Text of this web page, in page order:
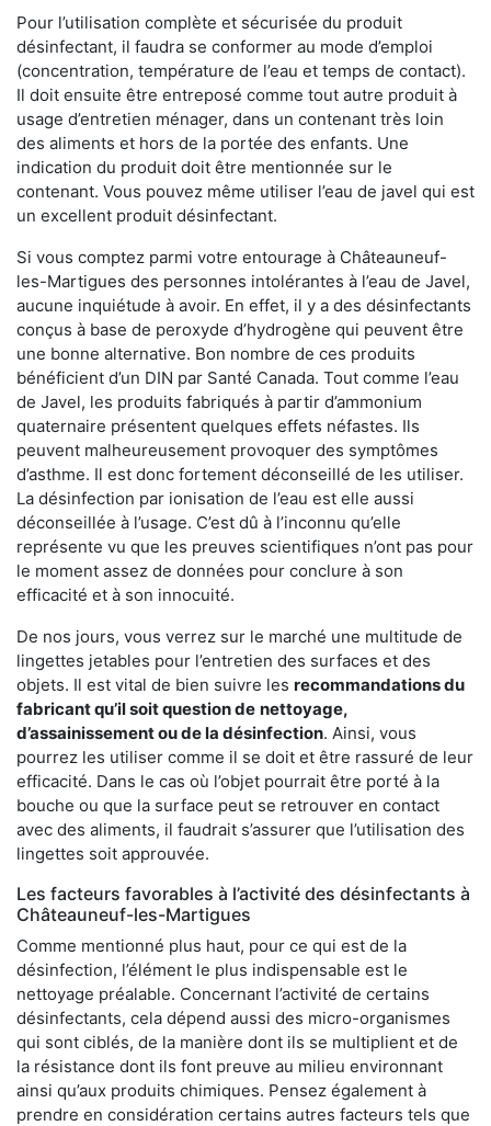
Pour l’utilisation complète et sécurisée du produit
désinfectant, il faudra se conformer au mode d’emploi
(concentration, température de l’eau et temps de contact).
Il doit ensuite être entreposé comme tout autre produit à
usage d’entretien ménager, dans un contenant très loin
des aliments et hors de la portée des enfants. Une
indication du produit doit être mentionnée sur le
contenant. Vous pouvez même utiliser l’eau de javel qui est
un excellent produit désinfectant.
Si vous comptez parmi votre entourage à Châteauneuf-
les-Martigues des personnes intolérantes à l’eau de Javel,
aucune inquiétude à avoir. En effet, il y a des désinfectants
conçus à base de peroxyde d’hydrogène qui peuvent être
une bonne alternative. Bon nombre de ces produits
bénéficient d’un DIN par Santé Canada. Tout comme l’eau
de Javel, les produits fabriqués à partir d’ammonium
quaternaire présentent quelques effets néfastes. Ils
peuvent malheureusement provoquer des symptômes
d’asthme. Il est donc fortement déconseillé de les utiliser.
La désinfection par ionisation de l’eau est elle aussi
déconseillée à l’usage. C’est dû à l’inconnu qu’elle
représente vu que les preuves scientifiques n’ont pas pour
le moment assez de données pour conclure à son
efficacité et à son innocuité.
De nos jours, vous verrez sur le marché une multitude de
lingettes jetables pour l’entretien des surfaces et des
objets. Il est vital de bien suivre les recommandations du
fabricant qu’il soit question de nettoyage,
d’assainissement ou de la désinfection. Ainsi, vous
pourrez les utiliser comme il se doit et être rassuré de leur
efficacité. Dans le cas où l’objet pourrait être porté à la
bouche ou que la surface peut se retrouver en contact
avec des aliments, il faudrait s’assurer que l’utilisation des
lingettes soit approuvée.
Les facteurs favorables à l’activité des désinfectants à
Châteauneuf-les-Martigues
Comme mentionné plus haut, pour ce qui est de la
désinfection, l’élément le plus indispensable est le
nettoyage préalable. Concernant l’activité de certains
désinfectants, cela dépend aussi des micro-organismes
qui sont ciblés, de la manière dont ils se multiplient et de
la résistance dont ils font preuve au milieu environnant
ainsi qu’aux produits chimiques. Pensez également à
prendre en considération certains autres facteurs tels que